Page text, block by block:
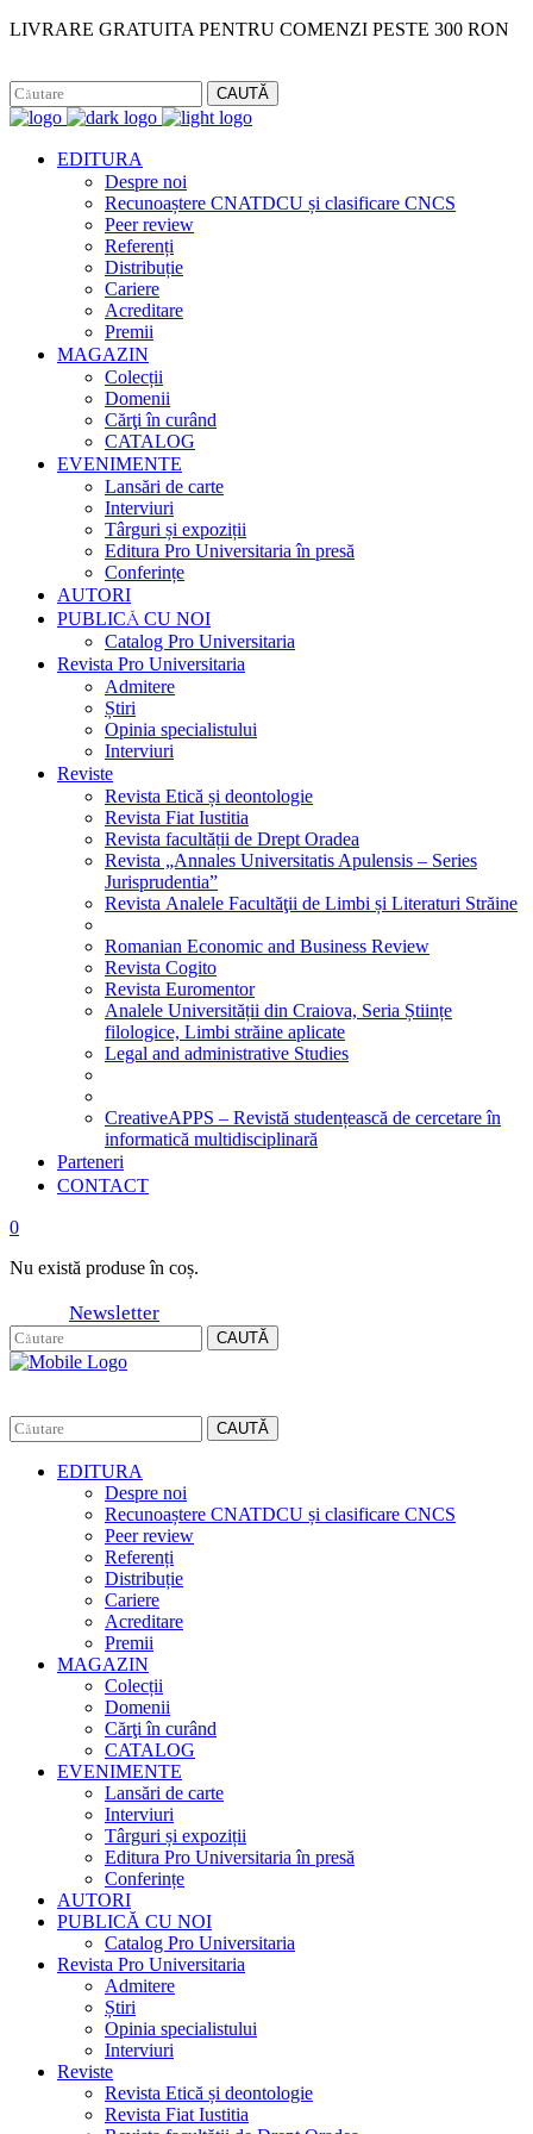
LIVRARE GRATUITA PENTRU COMENZI PESTE 300 RON
CAUTĂ
EDITURA
Despre noi
Recunoaștere CNATDCU și clasificare CNCS
Peer review
Referenți
Distribuție
Cariere
Acreditare
Premii
MAGAZIN
Colecții
Domenii
Cărţi în curând
CATALOG
EVENIMENTE
Lansări de carte
Interviuri
Târguri și expoziții
Editura Pro Universitaria în presă
Conferințe
AUTORI
PUBLICĂ CU NOI
Catalog Pro Universitaria
Revista Pro Universitaria
Admitere
Știri
Opinia specialistului
Interviuri
Reviste
Revista Etică și deontologie
Revista Fiat Iustitia
Revista facultății de Drept Oradea
Revista „Annales Universitatis Apulensis – Series
Jurisprudentia”
Revista Analele Facultăţii de Limbi și Literaturi Străine
Romanian Economic and Business Review
Revista Cogito
Revista Euromentor
Analele Universității din Craiova, Seria Științe
filologice, Limbi străine aplicate
Legal and administrative Studies
CreativeAPPS – Revistă studențească de cercetare în
informatică multidisciplinară
Parteneri
CONTACT
0
Nu există produse în coș.
Newsletter
CAUTĂ
CAUTĂ
EDITURA
Despre noi
Recunoaștere CNATDCU și clasificare CNCS
Peer review
Referenți
Distribuție
Cariere
Acreditare
Premii
MAGAZIN
Colecții
Domenii
Cărţi în curând
CATALOG
EVENIMENTE
Lansări de carte
Interviuri
Târguri și expoziții
Editura Pro Universitaria în presă
Conferințe
AUTORI
PUBLICĂ CU NOI
Catalog Pro Universitaria
Revista Pro Universitaria
Admitere
Știri
Opinia specialistului
Interviuri
Reviste
Revista Etică și deontologie
Revista Fiat Iustitia